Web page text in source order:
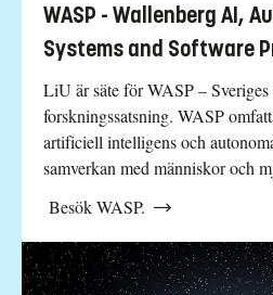
WASP - Wallenberg AI,
Systems and Software
LiU är säte för WASP – Sveriges
forskningssatsning. WASP
artificiell intelligens och
samverkan med människor och
Besök WASP.